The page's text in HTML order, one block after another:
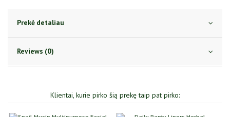
Prekė detaliau
Reviews (0)
Klientai, kurie pirko šią prekę taip pat pirko: